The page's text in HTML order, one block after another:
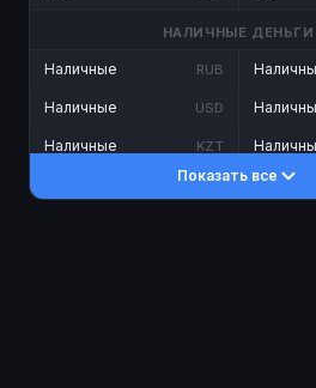
НАЛИЧНЫЕ ДЕНЬГИ
Наличные RUB
Наличные USD
Наличные KZT
Показать все